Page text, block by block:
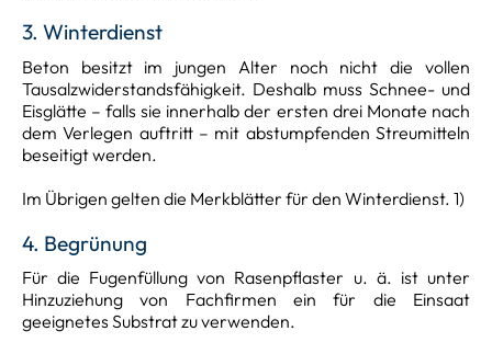
3. Winterdienst
Beton besitzt im jungen Alter noch nicht die vollen
Tausalzwiderstandsfähigkeit. Deshalb muss Schnee- und
Eisglätte – falls sie innerhalb der ersten drei Monate nach
dem Verlegen auftritt – mit abstumpfenden Streumitteln
beseitigt werden.
Im Übrigen gelten die Merkblätter für den Winterdienst. 1)
4. Begrünung
Für die Fugenfüllung von Rasenpflaster u. ä. ist unter
Hinzuziehung von Fachfirmen ein für die Einsaat
geeignetes Substrat zu verwenden.